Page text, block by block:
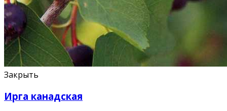
Закрыть
Ирга канадская